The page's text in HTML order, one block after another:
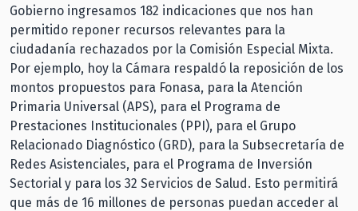
Gobierno ingresamos 182 indicaciones que nos han
permitido reponer recursos relevantes para la
ciudadanía rechazados por la Comisión Especial Mixta.
Por ejemplo, hoy la Cámara respaldó la reposición de los
montos propuestos para Fonasa, para la Atención
Primaria Universal (APS), para el Programa de
Prestaciones Institucionales (PPI), para el Grupo
Relacionado Diagnóstico (GRD), para la Subsecretaría de
Redes Asistenciales, para el Programa de Inversión
Sectorial y para los 32 Servicios de Salud. Esto permitirá
que más de 16 millones de personas puedan acceder al